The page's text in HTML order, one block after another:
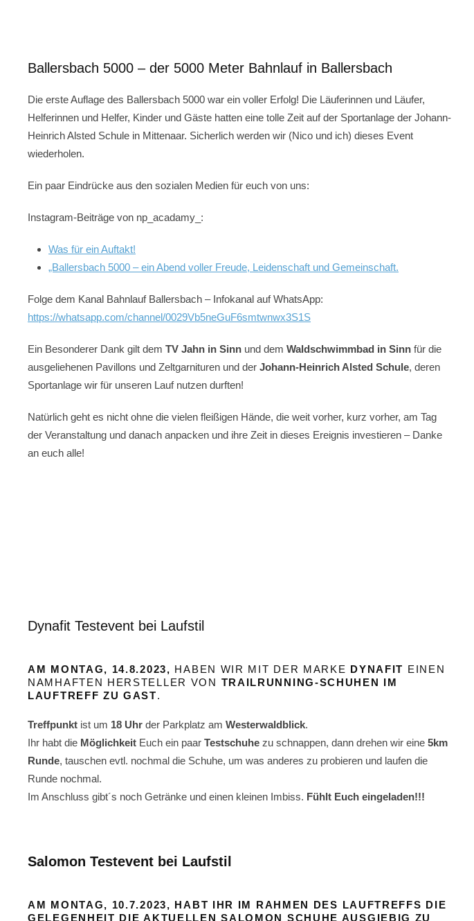
Ballersbach 5000 – der 5000 Meter Bahnlauf in Ballersbach
Die erste Auflage des Ballersbach 5000 war ein voller Erfolg! Die Läuferinnen und Läufer,
Helferinnen und Helfer, Kinder und Gäste hatten eine tolle Zeit auf der Sportanlage der Johann-
Heinrich Alsted Schule in Mittenaar. Sicherlich werden wir (Nico und ich) dieses Event
wiederholen.
Ein paar Eindrücke aus den sozialen Medien für euch von uns:
Instagram-Beiträge von np_acadamy_:
Was für ein Auftakt!
„Ballersbach 5000 – ein Abend voller Freude, Leidenschaft und Gemeinschaft.
Folge dem Kanal Bahnlauf Ballersbach – Infokanal auf WhatsApp:
https://whatsapp.com/channel/0029Vb5neGuF6smtwnwx3S1S
Ein Besonderer Dank gilt dem TV Jahn in Sinn und dem Waldschwimmbad in Sinn für die
ausgeliehenen Pavillons und Zeltgarnituren und der Johann-Heinrich Alsted Schule, deren
Sportanlage wir für unseren Lauf nutzen durften!
Natürlich geht es nicht ohne die vielen fleißigen Hände, die weit vorher, kurz vorher, am Tag
der Veranstaltung und danach anpacken und ihre Zeit in dieses Ereignis investieren – Danke
an euch alle!
Dynafit Testevent bei Laufstil
AM MONTAG, 14.8.2023, HABEN WIR MIT DER MARKE DYNAFIT EINEN
NAMHAFTEN HERSTELLER VON TRAILRUNNING-SCHUHEN
IM
LAUFTREFF ZU GAST.
Treffpunkt ist um 18 Uhr der Parkplatz am Westerwaldblick.
Ihr habt die Möglichkeit Euch ein paar Testschuhe zu schnappen, dann drehen wir eine 5km
Runde, tauschen evtl. nochmal die Schuhe, um was anderes zu probieren und laufen die
Runde nochmal.
Im Anschluss gibt´s noch Getränke und einen kleinen Imbiss. Fühlt Euch eingeladen!!!
Salomon Testevent bei Laufstil
AM MONTAG, 10.7.2023, HABT IHR IM RAHMEN DES LAUFTREFFS DIE
GELEGENHEIT DIE AKTUELLEN SALOMON SCHUHE AUSGIEBIG ZU